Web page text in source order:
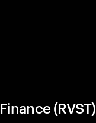
(RVST)